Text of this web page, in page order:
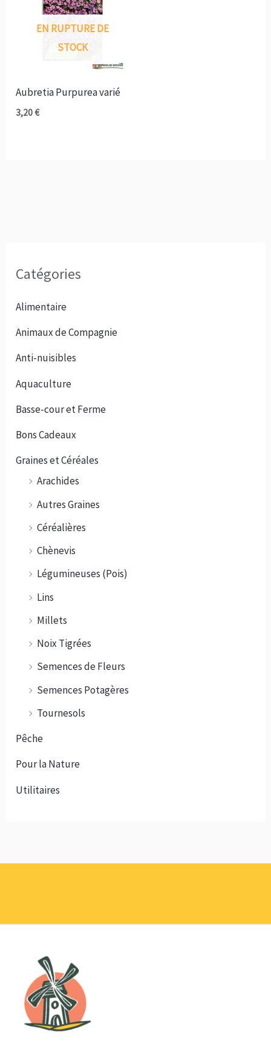
Catégories
Alimentaire
Animaux de Compagnie
Anti-nuisibles
Aquaculture
Basse-cour et Ferme
Bons Cadeaux
Graines et Céréales
Arachides
Autres Graines
Céréalières
Chènevis
Légumineuses (Pois)
Lins
Millets
Noix Tigrées
Semences de Fleurs
Semences Potagères
Tournesols
Pêche
Pour la Nature
Utilitaires
EN RUPTURE DE
STOCK
Aubretia Purpurea varié
3,20€